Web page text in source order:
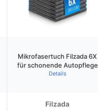
Mikrofasertuch Filzada 6X
für schonende Autopflege
Details
Filzada